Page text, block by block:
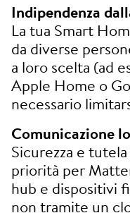
Indipendenza
La tua Smart
da diverse
a loro scelta (ad
Apple Home o
necessario
Comunicazione
Sicurezza e
priorità per
hub e dispositivi
non tramite un